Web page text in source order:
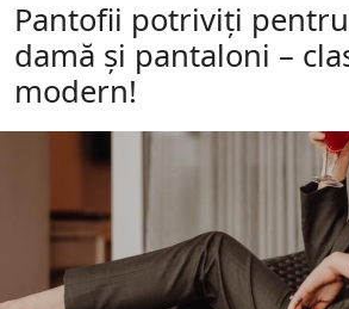
Pantofii potriviți
damă și pantaloni –
modern!